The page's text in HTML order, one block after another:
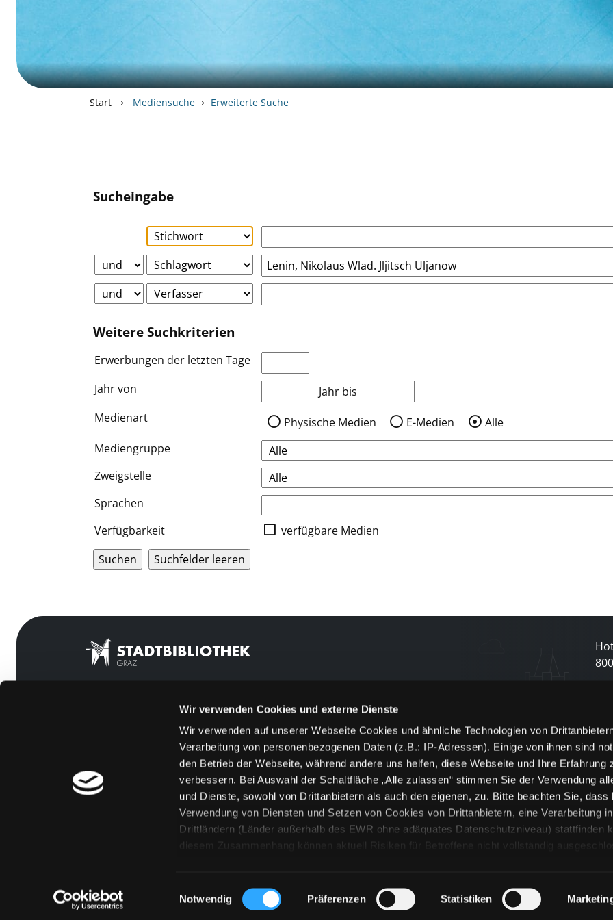
Wir verwenden Cookies und externe Dienste
Wir verwenden auf unserer Webseite Cookies und ähnliche Technologien von
Verarbeitung von personenbezogenen Daten (z.B.: IP-Adressen). Einige von ihnen sind
den Betrieb der Webseite, während andere uns helfen, diese Webseite und Ihre Erfahrung
verbessern. Bei Auswahl der Schaltfläche „Alle zulassen“ stimmen Sie der Verwendung
und Dienste, sowohl von Drittanbietern als auch den eigenen, zu. Bitte beachten Sie, dass
Verwendung von Diensten und Setzen von Cookies von Drittanbietern, eine Verarbeitung
Drittländern (Länder außerhalb des EWR ohne adäquates Datenschutzniveau) stattfinden
diesem Zusammenhang können aktuell Risiken für Betroffene nicht vollständig
„Details zeigen“ finden Sie Erklärungen zu den verschiedenen Kategorien von Cookies und
Technologien. Selbstverständlich können Sie über unsere „Cookie-Einstellungen“ unter
Einwilligungsauswahl
Notwendig Präferenzen Statistiken
Start › Mediensuche › Erweiterte Suche
Sucheingabe
Weitere Suchkriterien
Erwerbungen der letzten Tage
Jahr von
Medien anzeigen, die nach dem Jahr veröffentlicht wurden
Jahr bis
Medienart
Physische Medien E-Medien
Alle
Mediengruppe
Zweigstelle
Sprachen
Verfügbarkeit
verfügbare Medien
800
[kju:b]
Feedback
Kontakt
Über uns
Jobs
Medienwunsch
FAQs